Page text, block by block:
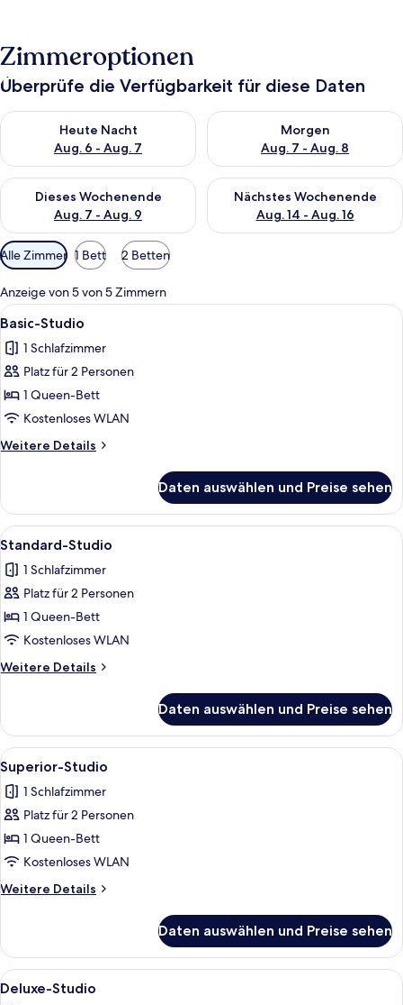
Zimmeroptionen
Überprüfe die Verfügbarkeit für diese Daten
Heute Nacht
Aug. 6 - Aug. 7
Überprüfe die Verfügbarkeit für heute Nacht, Aug. 6 - Aug. 7.
Morgen
Aug. 7 - Aug. 8
Überprüfe die Verfügbarkeit
Dieses Wochenende
Aug. 7 - Aug. 9
Überprüfe die Verfügbarkeit für dieses Wochenende, Aug. 7
Nächstes Wochenende
Aug. 14 - Aug. 16
Überprüfe die Verfügbarkeit
Verfügbare
Filter
für
Zimmer
Alle Zimmer 1 Bett 2 Betten
Anzeige von 5 von 5 Zimmern
Alle
Fotos
für
Basic-
Studio
anzeigen
Ein Hotelzimmer mit Bett,
21
Basic-Studio
1 Schlafzimmer
Platz für 2 Personen
1 Queen-Bett
Kostenloses WLAN
Weitere Details
Weitere
Studio
Daten auswählen und Preise sehen
Alle
Fotos
für
Standard-
Studio
anzeigen
Ein modernes Hotelzimmer mit
20
Standard-Studio
1 Schlafzimmer
Platz für 2 Personen
1 Queen-Bett
Kostenloses WLAN
Weitere Details
Weitere
Studio
Daten auswählen und Preise sehen
Alle
Fotos
für
Superior-
Studio
anzeigen
Ein modernes Hotelzimmer mit
18
Superior-Studio
1 Schlafzimmer
Platz für 2 Personen
1 Queen-Bett
Kostenloses WLAN
Weitere Details
Weitere
Studio
Daten auswählen und Preise sehen
Alle
Fotos
Ein modernes Hotelzimmer mit Bett,
23
Deluxe-Studio